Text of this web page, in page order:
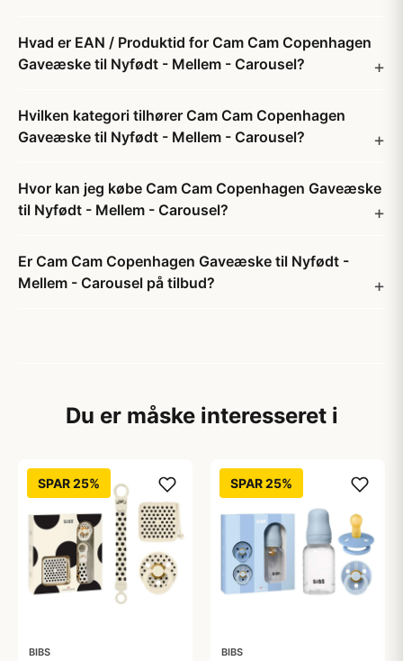
Hvad er EAN / Produktid for Cam Cam Copenhagen
Gaveæske til Nyfødt - Mellem - Carousel?
Hvilken kategori tilhører Cam Cam Copenhagen
Gaveæske til Nyfødt - Mellem - Carousel?
Hvor kan jeg købe Cam Cam Copenhagen Gaveæske
til Nyfødt - Mellem - Carousel?
Er Cam Cam Copenhagen Gaveæske til Nyfødt -
Mellem - Carousel på tilbud?
Du er måske interesseret i
SPAR 25%
BIBS
SPAR 25%
BIBS